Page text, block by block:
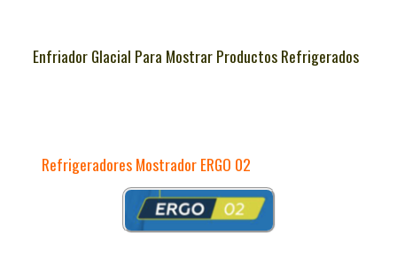
Enfriador Glacial Para Mostrar Productos Refrigerados
Refrigeradores Mostrador ERGO 02